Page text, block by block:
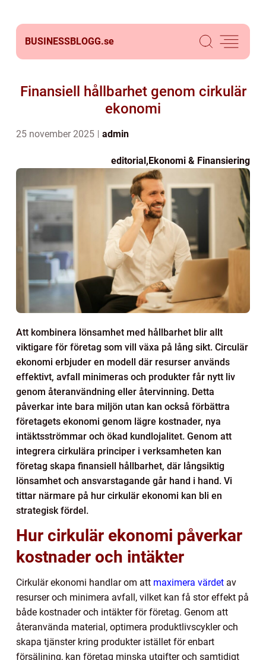
BUSINESSBLOGG.se
Finansiell hållbarhet genom cirkulär
ekonomi
25 november 2025 admin
editorial,Ekonomi & Finansiering
Att kombinera lönsamhet med hållbarhet blir allt
viktigare för företag som vill växa på lång sikt. Circulär
ekonomi erbjuder en modell där resurser används
effektivt, avfall minimeras och produkter får nytt liv
genom återanvändning eller återvinning. Detta
påverkar inte bara miljön utan kan också förbättra
företagets ekonomi genom lägre kostnader, nya
intäktsströmmar och ökad kundlojalitet. Genom att
integrera cirkulära principer i verksamheten kan
företag skapa finansiell hållbarhet, där långsiktig
lönsamhet och ansvarstagande går hand i hand. Vi
tittar närmare på hur cirkulär ekonomi kan bli en
strategisk fördel.
Hur cirkulär ekonomi påverkar
kostnader och intäkter
Cirkulär ekonomi handlar om att maximera värdet av
resurser och minimera avfall, vilket kan få stor effekt på
både kostnader och intäkter för företag. Genom att
återanvända material, optimera produktlivscykler och
skapa tjänster kring produkter istället för enbart
försäljning, kan företag minska utgifter och samtidigt